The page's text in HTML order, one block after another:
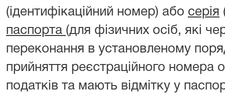
(ідентифікаційний номер) або серія
паспорта (для фізичних осіб, які
переконання в установленому
прийняття реєстраційного номера
податків та мають відмітку у